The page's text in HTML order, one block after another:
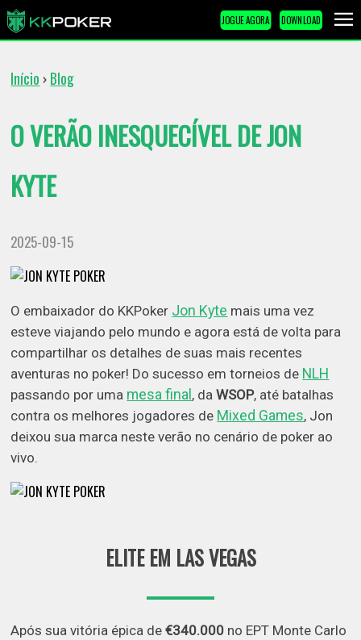
JOGUE AGORA DOWNLOAD
Início › Blog
O VERÃO INESQUECÍVEL DE JON
KYTE
2025-09-15
O embaixador do KKPoker Jon Kyte mais uma vez
esteve viajando pelo mundo e agora está de volta para
compartilhar os detalhes de suas mais recentes
aventuras no poker! Do sucesso em torneios de NLH
passando por uma mesa final, daWSOP, até batalhas
contra os melhores jogadores de Mixed Games, Jon
deixou sua marca neste verão no cenário de poker ao
vivo.
ELITE EM LAS VEGAS
Após sua vitória épica de€340.000 no EPT Monte Carlo